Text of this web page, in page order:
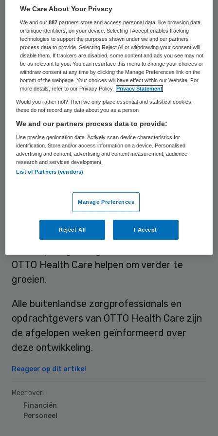
29 juni 2026,12:50
771 keer gelezen
OTTO Health Care draagt per 1 juli 2026
zijn activiteiten rond buitenlandse
zorgprofessionals over aan Aethon. De
overname door de grotere branchegenoot
moet OTTO Health Care in staat stellen om
verder te groeien.
OTTO Health Care haalt nu zo’n vijf jaar,
sinds de coronacrisis, zorgmedewerkers uit
vooral Azië en Zuid-Europa. Volgens het
bedrijf werken nu zo’n 250 buitenlandse
krachten in zorg en kinderopvang. Aethon is
detacherings- en uitzendbureau dat zich
met name richt op zorg en welzijn en
OTTO Health Care helpen om verder te
groeien.
Alle buitenlandse zorgprofessionals en
opdrachtgevers van OTTO Health Care zijn
de afgelopen weken geïnformeerd over
deze ontwikkeling.
Reageer op dit artikel
Meer over:
Financiën
Personeel
We Care About Your Privacy
We and our887 partners store and access personal data, like browsing data
or unique identifiers, on your device. Selecting I Accept enables tracking
technologies to support the purposes shown under we and our partners
process data to provide. Selecting Reject All or withdrawing your consent will
disable them. If trackers are disabled, some content and ads you see may not
be as relevant to you. You can resurface this menu to change your choices or
withdraw consent at any time by clicking the Manage Preferences link on the
bottom of the webpage. Your choices will have effect within our Website. For
more details, refer to our Privacy Policy.
Privacy Statement
Would you rather not? Then we only place essential and statistical cookies,
these do not record any data about you as a person
We and our partners process data to provide:
Use precise geolocation data. Actively scan device characteristics for
identification. Store and/or access information on a device. Personalised
advertising and content, advertising and content measurement, audience
research and services development.
List of Partners (vendors)
Manage Preferences
Reject All I Accept